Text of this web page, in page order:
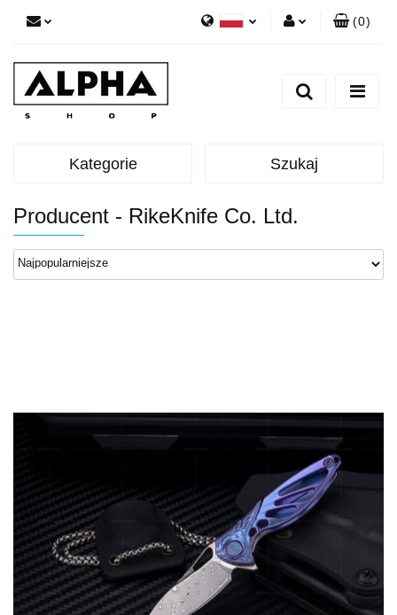
Zarejestruj się
(0)
Kategorie Szukaj
Producent - RikeKnife Co. Ltd.